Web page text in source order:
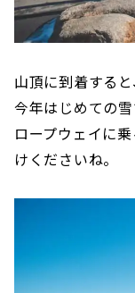
山頂に到着する
今年はじめての
ロープウェイに
けくださいね。